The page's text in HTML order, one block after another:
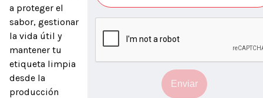
a proteger el
sabor, gestionar
la vida útil y
mantener tu
etiqueta limpia
desde la
producción
Enviar